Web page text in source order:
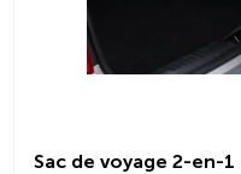
Sac de voyage 2-en-1